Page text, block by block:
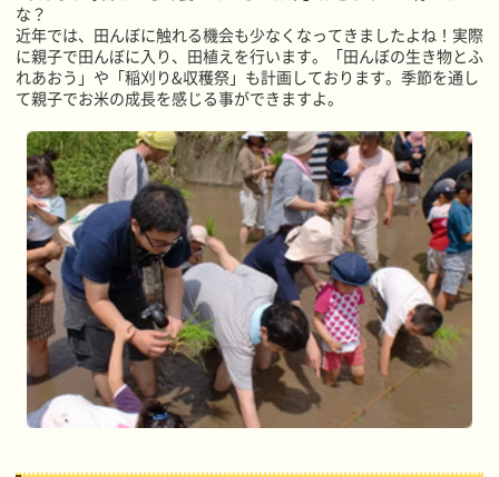
な？
近年では、田んぼに触れる機会も少なくなってきましたよね！実際
に親子で田んぼに入り、田植えを行います。「田んぼの生き物とふ
れあおう」や「稲刈り&収穫祭」も計画しております。季節を通し
て親子でお米の成長を感じる事ができますよ。